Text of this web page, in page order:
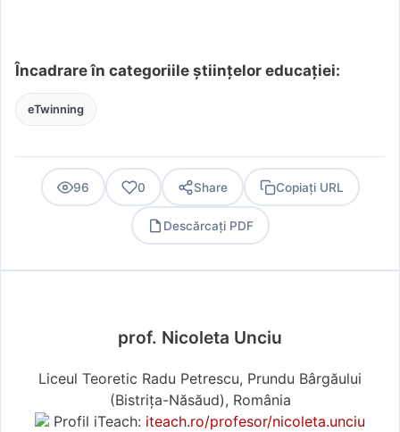
Încadrare în categoriile științelor educației:
eTwinning
96 0 Share Copiați URL
Descărcați PDF
prof. Nicoleta Unciu
Liceul Teoretic Radu Petrescu, Prundu Bârgăului
(Bistriţa-Năsăud), România
Profil iTeach: iteach.ro/profesor/nicoleta.unciu